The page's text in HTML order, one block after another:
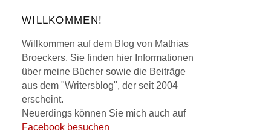
WILLKOMMEN!
Willkommen auf dem Blog von Mathias
Broeckers. Sie finden hier Informationen
über meine Bücher sowie die Beiträge
aus dem "Writersblog", der seit 2004
erscheint.
Neuerdings können Sie mich auch auf
Facebook besuchen